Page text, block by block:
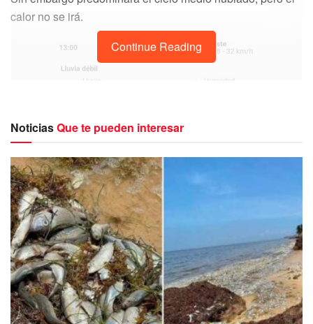
calor no se irá.
Clima Puerto Morelos 8 de marzo 2023
A detalle para Puerto Morelos se espera un cielo medio
nublado, con temperaturas irán desde los 25°C hasta los
Continue Reading
NoticiasQue te pueden interesar